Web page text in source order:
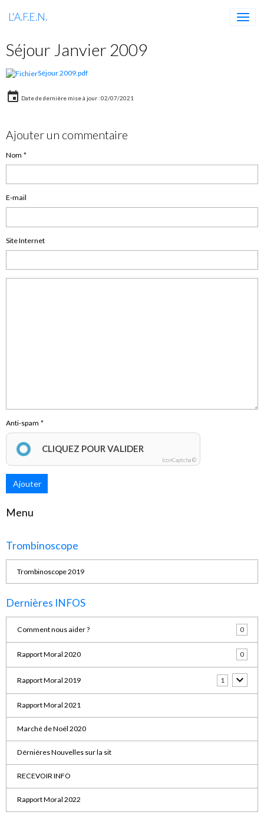
L'A.F.E.N.
Séjour Janvier 2009
Séjour 2009.pdf
Date de dernière mise à jour : 02/07/2021
Ajouter un commentaire
Nom
E-mail
Site Internet
Anti-spam
CLIQUEZ POUR VALIDER
IconCaptcha ©
Ajouter
Menu
Trombinoscope
Trombinoscope 2019
Dernières INFOS
Comment nous aider ? 0
Rapport Moral 2020 0
Rapport Moral 2019 1
Rapport Moral 2021
Marché de Noël 2020
Dérniéres Nouvelles sur la sit
RECEVOIR INFO
Rapport Moral 2022